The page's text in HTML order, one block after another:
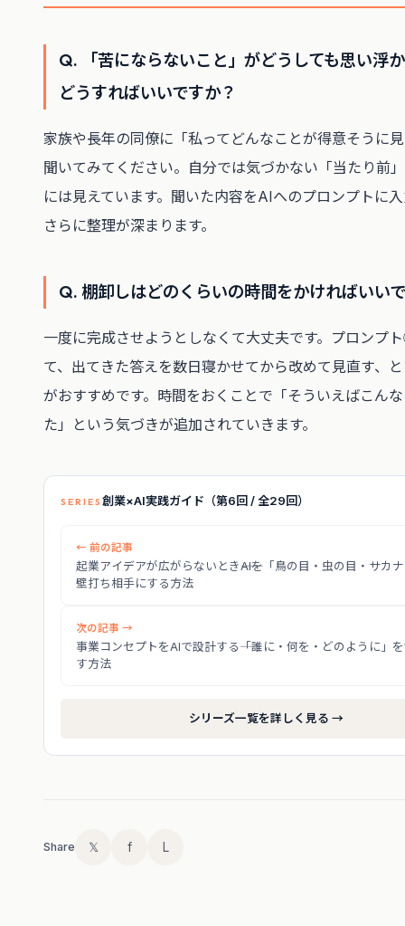
Q. 「苦にならないこと」がどうしても思い浮
どうすればいいですか？
家族や長年の同僚に「私ってどんなことが得意そうに
聞いてみてください。自分では気づかない「当たり前
には見えています。聞いた内容をAIへのプロンプトに
さらに整理が深まります。
Q. 棚卸しはどのくらいの時間をかければいい
一度に完成させようとしなくて大丈夫です。プロンプ
て、出てきた答えを数日寝かせてから改めて見直す、
がおすすめです。時間をおくことで「そういえばこん
た」という気づきが追加されていきます。
SERIES 創業×AI実践ガイド（第6回 / 全29回）
← 前の記事
起業アイデアが広がらないとき――AIを「鳥の目・虫の目・サカ
壁打ち相手にする方法
次の記事 →
事業コンセプトをAIで設計する――「誰に・何を・どのように」
す方法
シリーズ一覧を詳しく見る →
Share 𝕏 f L